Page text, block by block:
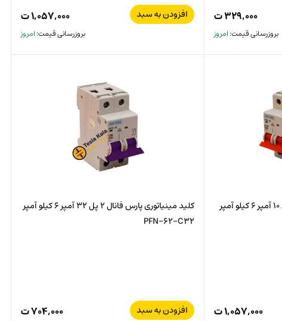
۳۲۹,۰۰۰ت
بروزرسانی قیمت:امروز
افزودن به سبد ۱,۰۵۷,۰۰۰ت
بروزرسانی قیمت:امروز
کلید مینیاتوری پارس فانال 3 پل 10 آمپر 6 کیلو آمپر
۱,۰۵۷,۰۰۰ت
کلید مینیاتوری پارس فانال 2 پل 32 آمپر 6 کیلو آمپر
PFN-62-C32
افزودن به سبد ۷۰۴,۰۰۰ت